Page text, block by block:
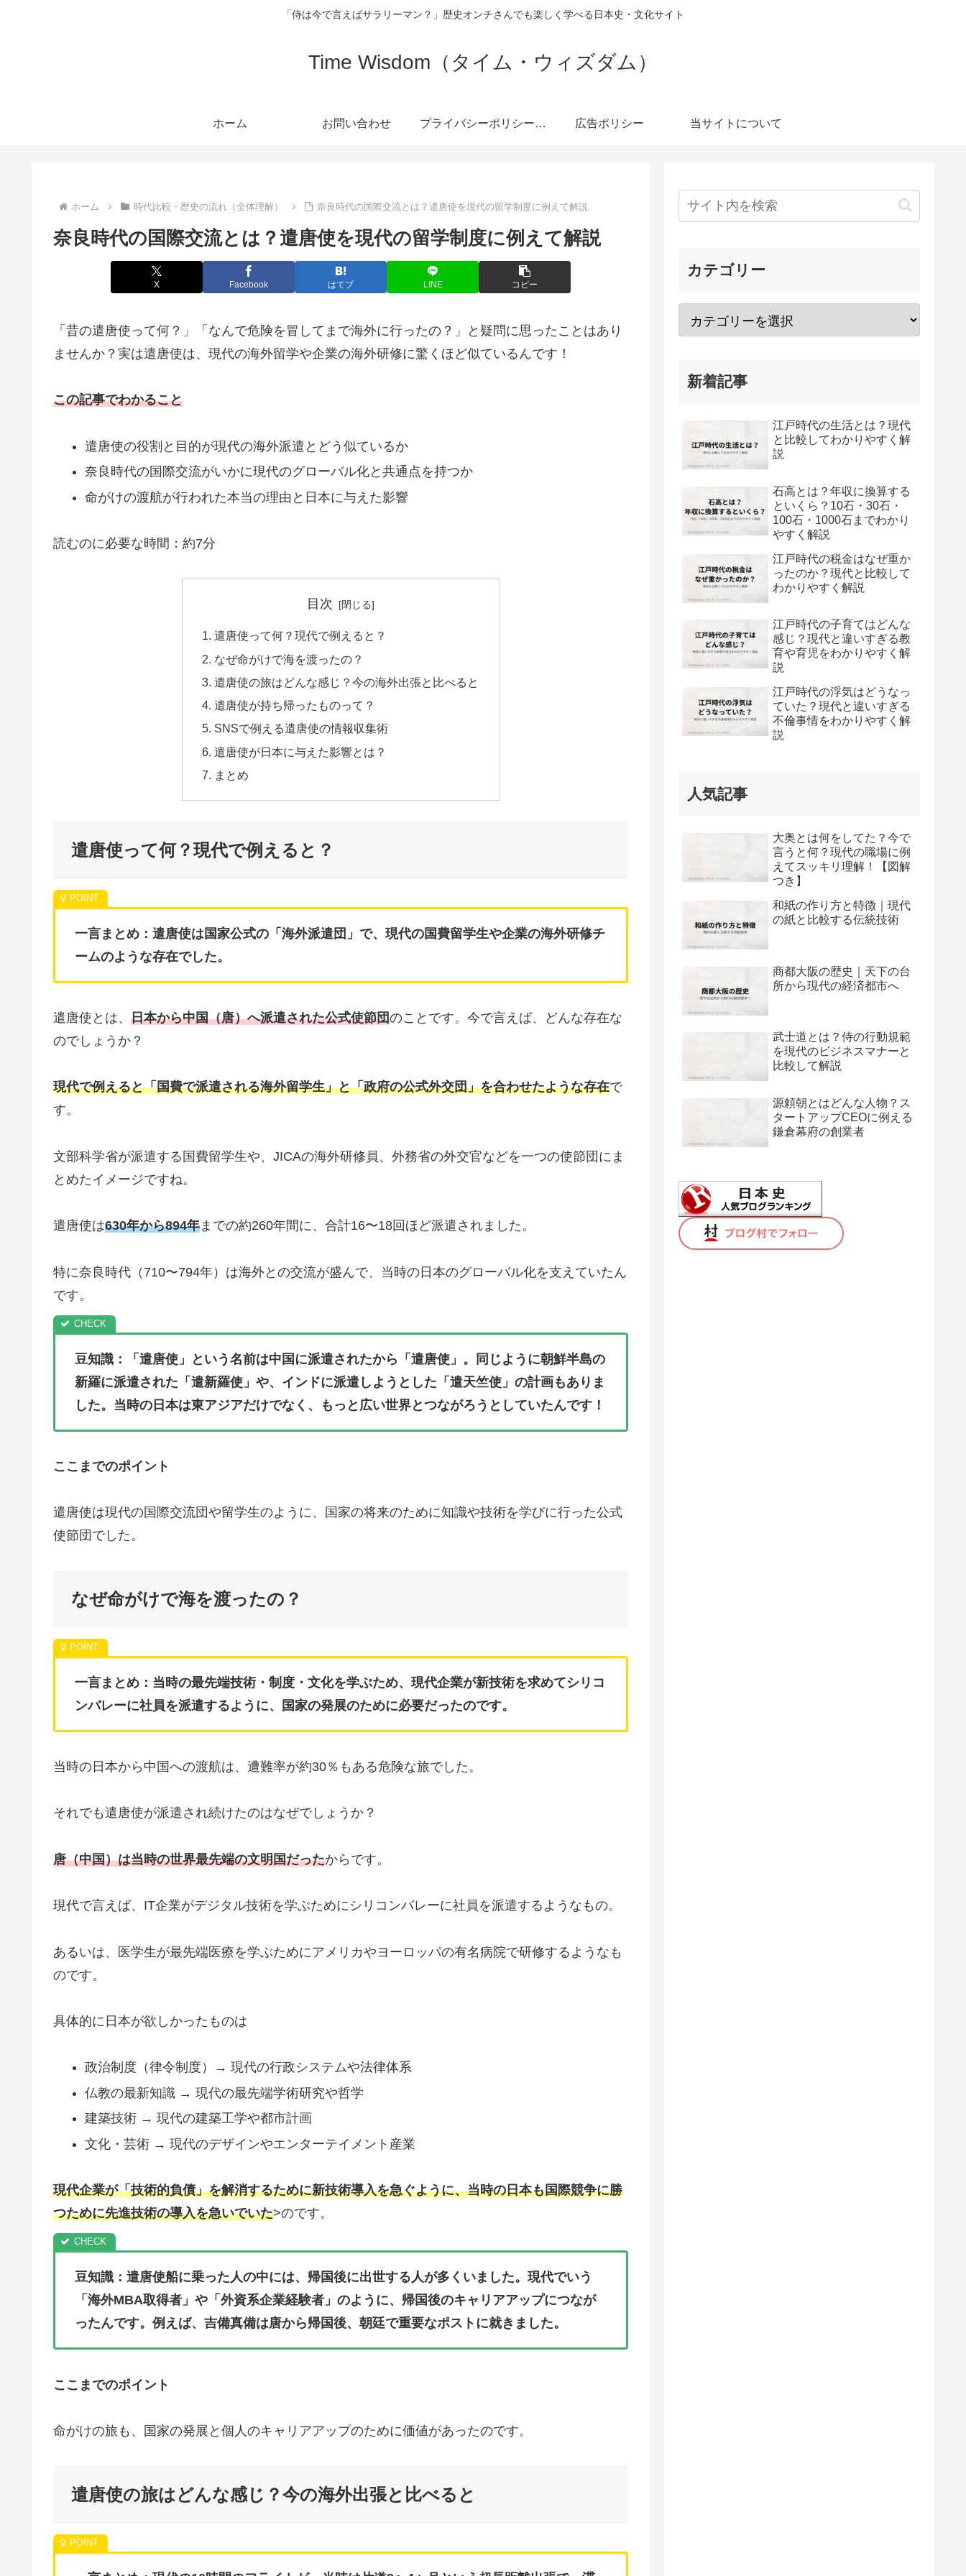
「侍は今で言えばサラリーマン？」歴史オンチさんでも楽しく学べる日本史・文化サイト
Time Wisdom（タイム・ウィズダム）
ホーム お問い合わせ プライバシーポリシー・免責事項 広告ポリシー 当サイトについて
ホーム 時代比較・歴史の流れ（全体理解） 奈良時代の国際交流とは？遣唐使を現代の留学制度に例えて解説
奈良時代の国際交流とは？遣唐使を現代の留学制度に例えて解説
X Facebook はてブ LINE コピー
「昔の遣唐使って何？」「なんで危険を冒してまで海外に行ったの？」と疑問に思ったことはあり
ませんか？実は遣唐使は、現代の海外留学や企業の海外研修に驚くほど似ているんです！
この記事でわかること
遣唐使の役割と目的が現代の海外派遣とどう似ているか
奈良時代の国際交流がいかに現代のグローバル化と共通点を持つか
命がけの渡航が行われた本当の理由と日本に与えた影響
読むのに必要な時間：約7分
目次
遣唐使って何？現代で例えると？
なぜ命がけで海を渡ったの？
遣唐使の旅はどんな感じ？今の海外出張と比べると
遣唐使が持ち帰ったものって？
SNSで例える遣唐使の情報収集術
遣唐使が日本に与えた影響とは？
まとめ
遣唐使って何？現代で例えると？
一言まとめ：遣唐使は国家公式の「海外派遣団」で、現代の国費留学生や企業の海外研修チ
ームのような存在でした。
遣唐使とは、 日本から中国（唐）へ派遣された公式使節団のことです。今で言えば、どんな存在な
のでしょうか？
現代で例えると「国費で派遣される海外留学生」と「政府の公式外交団」を合わせたような存在で
す。
文部科学省が派遣する国費留学生や、JICAの海外研修員、外務省の外交官などを一つの使節団にま
とめたイメージですね。
遣唐使は630年から894年までの約260年間に、合計16〜18回ほど派遣されました。
特に奈良時代（710〜794年）は海外との交流が盛んで、当時の日本のグローバル化を支えていたん
です。
豆知識：「遣唐使」という名前は中国に派遣されたから「遣唐使」。同じように朝鮮半島の
新羅に派遣された「遣新羅使」や、インドに派遣しようとした「遣天竺使」の計画もありま
した。当時の日本は東アジアだけでなく、もっと広い世界とつながろうとしていたんです！
ここまでのポイント
遣唐使は現代の国際交流団や留学生のように、国家の将来のために知識や技術を学びに行った公式
使節団でした。
なぜ命がけで海を渡ったの？
一言まとめ：当時の最先端技術・制度・文化を学ぶため、現代企業が新技術を求めてシリコ
ンバレーに社員を派遣するように、国家の発展のために必要だったのです。
当時の日本から中国への渡航は、遭難率が約30％もある危険な旅でした。
それでも遣唐使が派遣され続けたのはなぜでしょうか？
唐（中国）は当時の世界最先端の文明国だったからです。
現代で言えば、IT企業がデジタル技術を学ぶためにシリコンバレーに社員を派遣するようなもの。
あるいは、医学生が最先端医療を学ぶためにアメリカやヨーロッパの有名病院で研修するようなも
のです。
具体的に日本が欲しかったものは
政治制度（律令制度）→ 現代の行政システムや法律体系
仏教の最新知識 → 現代の最先端学術研究や哲学
建築技術 → 現代の建築工学や都市計画
文化・芸術 → 現代のデザインやエンターテイメント産業
現代企業が「技術的負債」を解消するために新技術導入を急ぐように、当時の日本も国際競争に勝
つために先進技術の導入を急いでいた>のです。
豆知識：遣唐使船に乗った人の中には、帰国後に出世する人が多くいました。現代でいう
「海外MBA取得者」や「外資系企業経験者」のように、帰国後のキャリアアップにつなが
ったんです。例えば、吉備真備は唐から帰国後、朝廷で重要なポストに就きました。
ここまでのポイント
命がけの旅も、国家の発展と個人のキャリアアップのために価値があったのです。
遣唐使の旅はどんな感じ？今の海外出張と比べると
カテゴリー
新着記事
江戸時代の生活とは？現代
と比較してわかりやすく解
説
石高とは？年収に換算する
といくら？10石・30石・
100石・1000石までわかり
やすく解説
江戸時代の税金はなぜ重か
ったのか？現代と比較して
わかりやすく解説
江戸時代の子育てはどんな
感じ？現代と違いすぎる教
育や育児をわかりやすく解
説
江戸時代の浮気はどうなっ
ていた？現代と違いすぎる
不倫事情をわかりやすく解
説
人気記事
大奥とは何をしてた？今で
言うと何？現代の職場に例
えてスッキリ理解！【図解
つき】
和紙の作り方と特徴｜現代
の紙と比較する伝統技術
商都大阪の歴史｜天下の台
所から現代の経済都市へ
武士道とは？侍の行動規範
を現代のビジネスマナーと
比較して解説
源頼朝とはどんな人物？ス
タートアップCEOに例える
鎌倉幕府の創業者